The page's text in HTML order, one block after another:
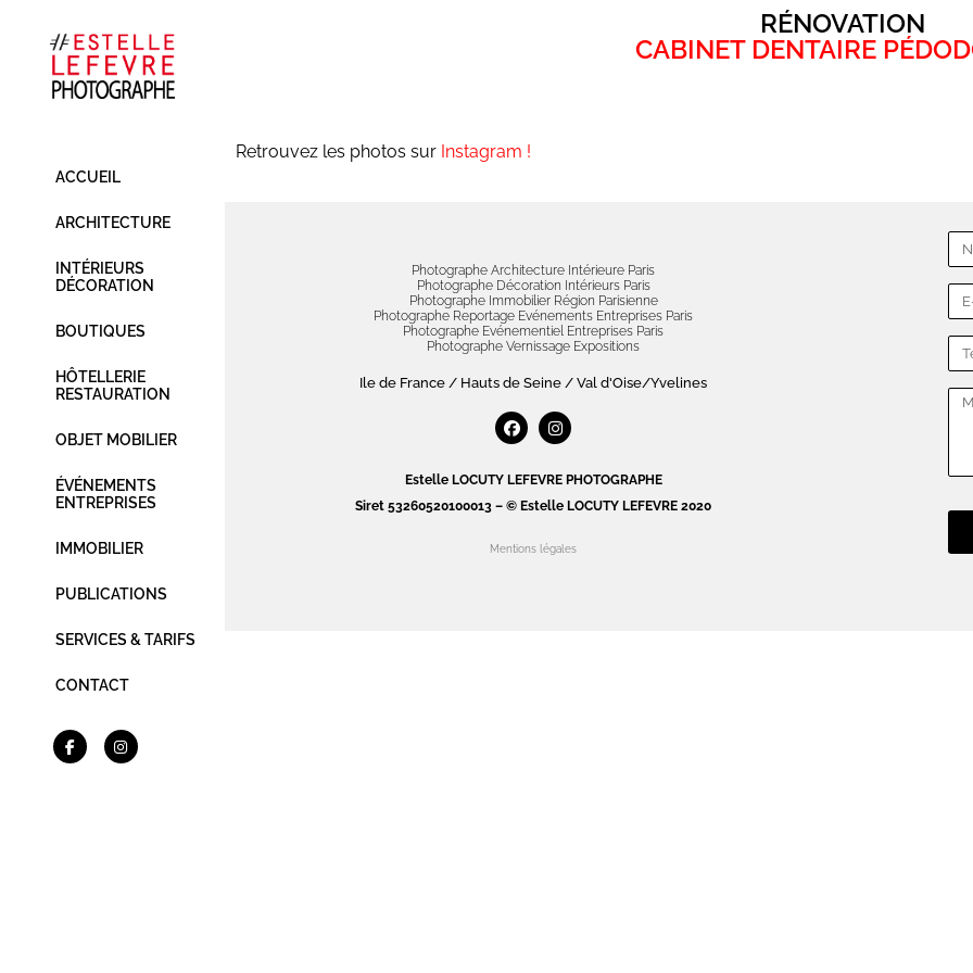
ACCUEIL
ARCHITECTURE
INTÉRIEURS
DÉCORATION
BOUTIQUES
HÔTELLERIE
RESTAURATION
OBJET MOBILIER
ÉVÉNEMENTS
ENTREPRISES
IMMOBILIER
PUBLICATIONS
SERVICES & TARIFS
CONTACT
RÉNOVATION
CABINET DENTAIRE
Retrouvez les photos sur Instagram !
Photographe Architecture Intérieure Paris
Photographe Décoration Intérieurs Paris
Photographe Immobilier Région Parisienne
Photographe Reportage Evénements Entreprises Paris
Photographe Evénementiel Entreprises Paris
Photographe Vernissage Expositions
Ile de France / Hauts de Seine / Val d'Oise/Yvelines
Estelle LOCUTY LEFEVRE PHOTOGRAPHE
Siret 53260520100013 – © Estelle LOCUTY LEFEVRE 2020
Mentions légales